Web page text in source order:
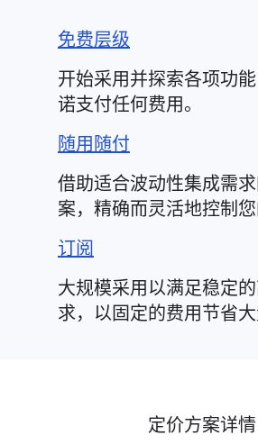
免费层级
开始采用并探索各项功
诺支付任何费用。
随用随付
借助适合波动性集成需
案，精确而灵活地控制您
订阅
大规模采用以满足稳定
求，以固定的费用节省大
定价方案详情